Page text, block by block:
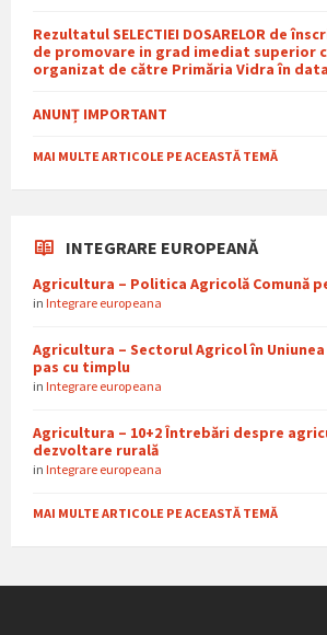
Rezultatul SELECTIEI DOSARELOR de
de promovare in grad imediat superior
organizat de către Primăria Vidra în data
ANUNȚ IMPORTANT
MAI MULTE ARTICOLE PE ACEASTĂ TEMĂ
INTEGRARE EUROPEANĂ
Agricultura – Politica Agricolă Comună
in Integrare europeana
Agricultura – Sectorul Agricol în Uniunea
pas cu timplu
in Integrare europeana
Agricultura – 10+2 Întrebări despre
dezvoltare rurală
in Integrare europeana
MAI MULTE ARTICOLE PE ACEASTĂ TEMĂ